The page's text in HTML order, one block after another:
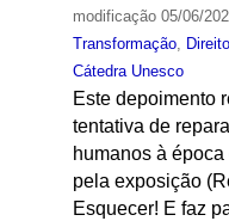
modificação05/06/
Transformação,
Cátedra Unesco
Este depoimento
tentativa de
humanos à
pela exposição
Esquecer! E faz